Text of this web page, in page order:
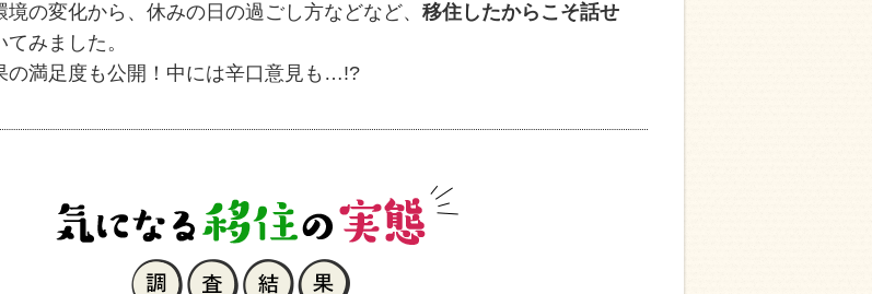
境の変化から、休みの日の過ごし方などなど、 移住したからこそ話せ
てみました。
の満足度も公開！中には辛口意見も…!?